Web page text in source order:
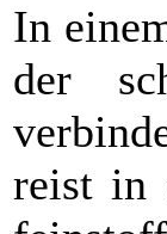
In
der
reist in